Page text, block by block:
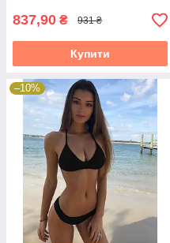
837,90 ₴ 931 ₴
Купити
–10%